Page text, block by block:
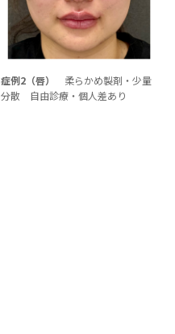
症例2（唇）
柔らかめ製剤・少量
分散 自由診療・個人差あり